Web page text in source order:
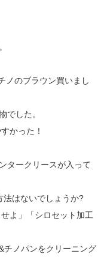
ノのブラウン買いまし
でした。
かった！
タークリースが入って
法はないでしょうか?
よ」「シロセット加工
チノパンをクリーニング